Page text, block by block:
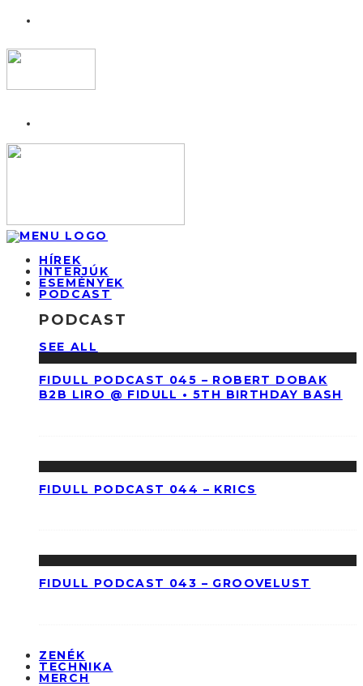
HÍREK
INTERJÚK
ESEMÉNYEK
PODCAST
PODCAST
SEE ALL
FIDULL PODCAST 045 – ROBERT DOBAK
B2B LIRO @ FIDULL • 5TH BIRTHDAY BASH
FIDULL PODCAST 044 – KRICS
FIDULL PODCAST 043 – GROOVELUST
ZENÉK
TECHNIKA
MERCH